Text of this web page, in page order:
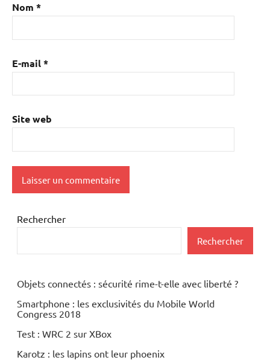
Nom *
E-mail*
Site web
Rechercher
Rechercher
Objets connectés : sécurité rime-t-elle avec liberté ?
Smartphone : les exclusivités du Mobile World
Congress 2018
Test : WRC 2 sur XBox
Karotz : les lapins ont leur phoenix